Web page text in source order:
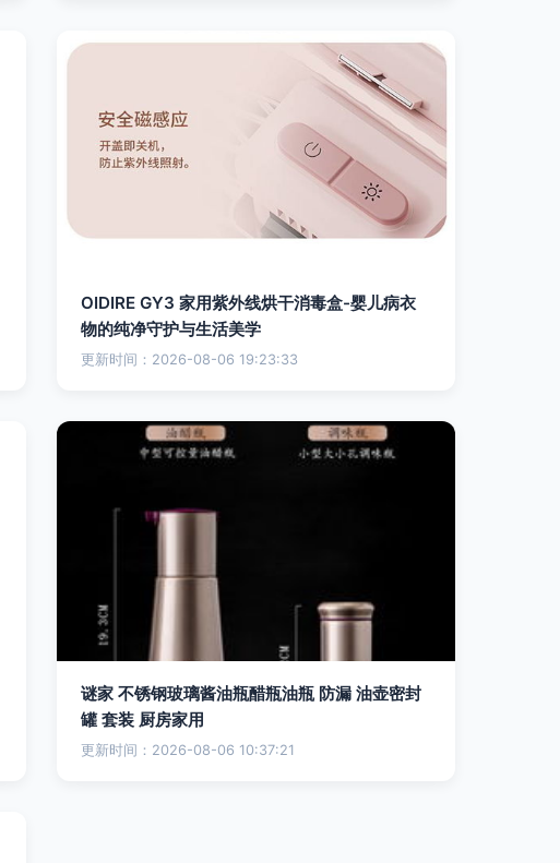
OIDIRE GY3 家用紫外线烘干消毒盒-婴儿病衣
物的纯净守护与生活美学
更新时间：2026-08-06 19:23:33
谜家 不锈钢玻璃酱油瓶醋瓶油瓶 防漏 油壶密封
罐 套装 厨房家用
更新时间：2026-08-06 10:37:21